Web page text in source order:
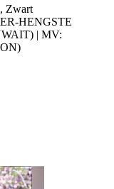
Zwart
HENGSTE
| MV: